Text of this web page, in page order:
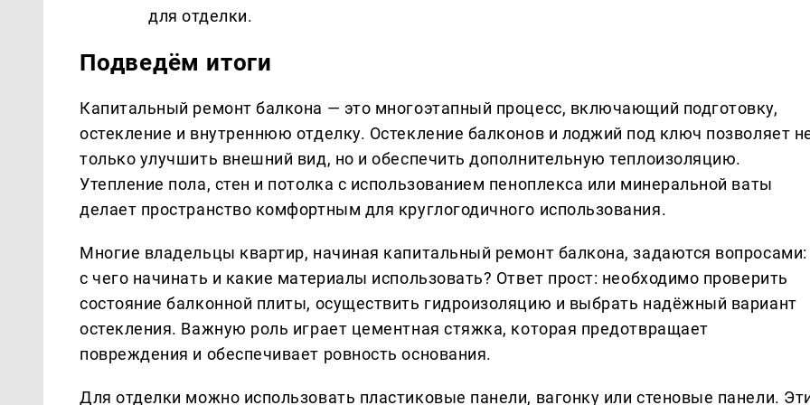
для отделки.
Подведём итоги
Капитальный ремонт балкона — это многоэтапный процесс, включающий подготовку,
остекление и внутреннюю отделку. Остекление балконов и лоджий под ключ позволяет
только улучшить внешний вид, но и обеспечить дополнительную теплоизоляцию.
Утепление пола, стен и потолка с использованием пеноплекса или минеральной ваты
делает пространство комфортным для круглогодичного использования.
Многие владельцы квартир, начиная капитальный ремонт балкона, задаются вопросами:
с чего начинать и какие материалы использовать? Ответ прост: необходимо проверить
состояние балконной плиты, осуществить гидроизоляцию и выбрать надёжный вариант
остекления. Важную роль играет цементная стяжка, которая предотвращает
повреждения и обеспечивает ровность основания.
Для отделки можно использовать пластиковые панели, вагонку или стеновые панели.